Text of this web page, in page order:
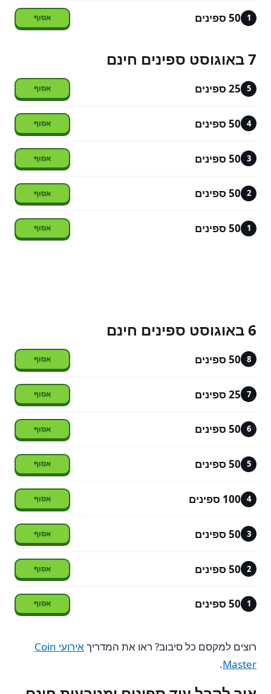
1 50 ספינים
7 באוגוסט ספינים חינם
5 25 ספינים
4 50 ספינים
3 50 ספינים
2 50 ספינים
1 50 ספינים
6 באוגוסט ספינים חינם
8 50 ספינים
7 25 ספינים
6 50 ספינים
5 50 ספינים
4 100 ספינים
3 50 ספינים
2 50 ספינים
1 50 ספינים
רוצים למקסם כל סיבוב? ראו את המדריך
אירועי Coin
Master
.